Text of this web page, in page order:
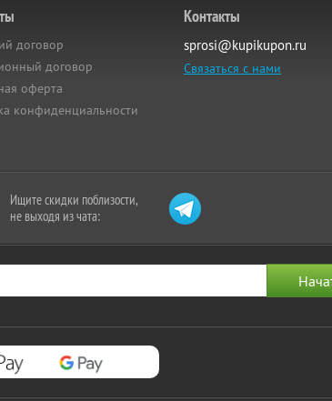
договор
договор
оферта
конфиденциальности
Контакты
sprosi@kupikupon.ru
Связаться с нами
Ищите скидки поблизости,
не выходя из чата: